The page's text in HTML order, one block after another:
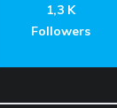
1,3 K
Followers